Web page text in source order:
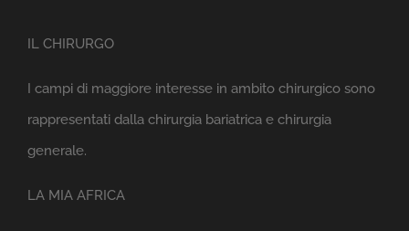
IL CHIRURGO
I campi di maggiore interesse in ambito chirurgico sono
rappresentati dalla chirurgia bariatrica e chirurgia
generale.
LA MIA AFRICA